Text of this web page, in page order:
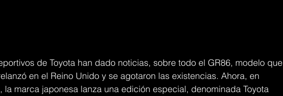
de Toyota han dado noticias, sobre todo el GR86, modelo que
en el Reino Unido y se agotaron las existencias. Ahora, en
la marca japonesa lanza una edición especial, denominada Toyota